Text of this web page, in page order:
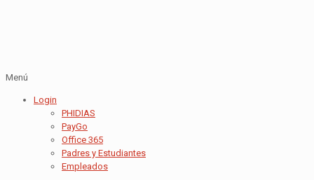
Menú
Login
PHIDIAS
PayGo
Office 365
Padres y Estudiantes
Empleados